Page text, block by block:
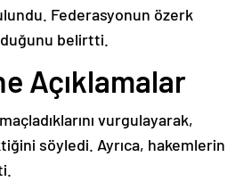
Federasyonun özerk
belirtti.
Açıklamalar
vurgulayarak,
söyledi. Ayrıca, hakemlerin